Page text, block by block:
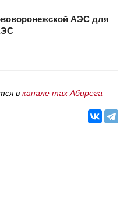
АЭС для
в канале max Абирега